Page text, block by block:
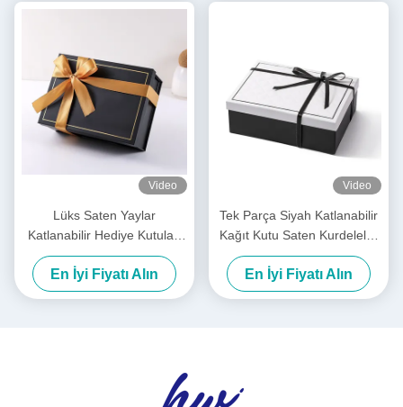
Video
Lüks Saten Yaylar
Katlanabilir Hediye Kutuları
Ön Bağlı Katlanabilir Paket
Kutusu
En İyi Fiyatı Alın
Video
Tek Parça Siyah Katlanabilir
Kağıt Kutu Saten Kurdeleler
Lüks Beyaz Katlanabilir
Kutular
En İyi Fiyatı Alın